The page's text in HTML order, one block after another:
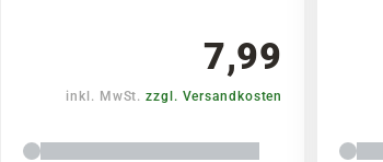
7,99
inkl. MwSt.zzgl. Versandkosten